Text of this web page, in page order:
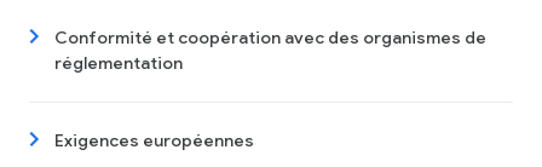
Conformité et coopération avec des organismes de
réglementation
Exigences européennes